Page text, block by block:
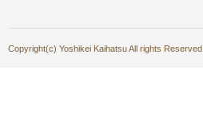
Copyright(c) Yoshikei Kaihatsu All rights Reserved.